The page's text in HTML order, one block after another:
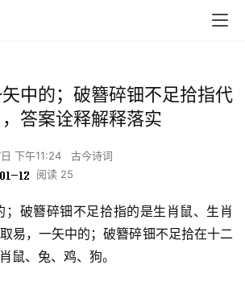
中的；破簪碎钿不足拾指代
答案诠释解释落实
下午11:24
古今诗词
阅读 25
；破簪碎钿不足拾指的是生肖鼠、生肖
易，一矢中的；破簪碎钿不足拾在十二
鼠、兔、鸡、狗。